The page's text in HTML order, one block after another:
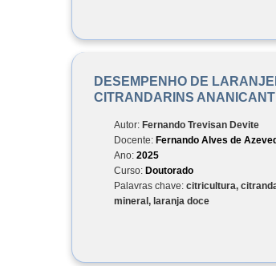
DESEMPENHO DE
CITRANDARINS
Autor: Fernando Trevisan Devite
Docente: Fernando Alves de
Ano: 2025
Curso: Doutorado
Palavras chave: citricultura,
mineral, laranja doce